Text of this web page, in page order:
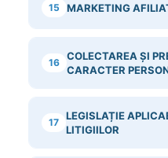
15 MARKETING
16
COLECTAREA ȘI
CARACTER
17
LEGISLAȚIE
LITIGIILOR